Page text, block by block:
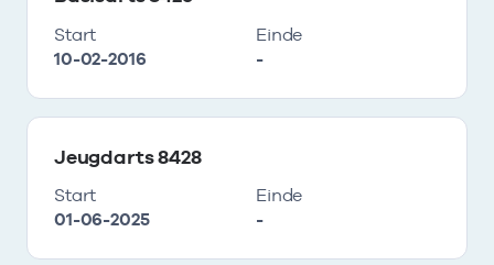
Start
10-02-2016
Einde
-
Jeugdarts 8428
Start
01-06-2025
Einde
-